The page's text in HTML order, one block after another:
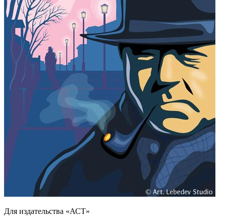
Для издательства «АСТ»